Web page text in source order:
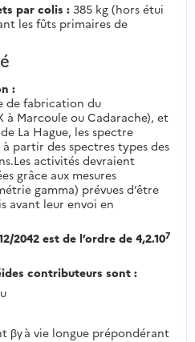
par colis :385 kg (hors étui
les fûts primaires de
:
de fabrication du
à Marcoule ou Cadarache), et
La Hague, les spectre
partir des spectres types des
activités devraient
grâce aux mesures
gamma) prévues d’être
avant leur envoi en
2042 est de l’ordre de 4,2.107
contributeurs sont :
βγ à vie longue prépondérant